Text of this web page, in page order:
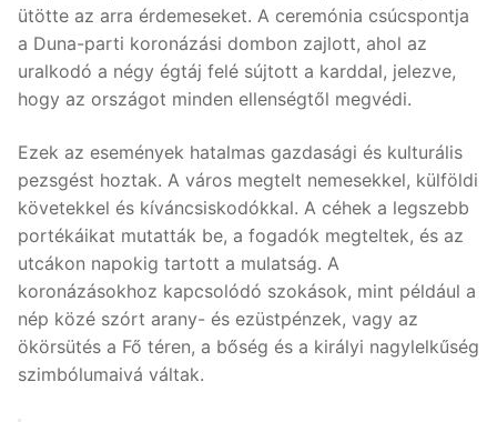
ütötte az arra érdemeseket. A ceremónia csúcspontja
a Duna-parti koronázási dombon zajlott, ahol az
uralkodó a négy égtáj felé sújtott a karddal, jelezve,
hogy az országot minden ellenségtől megvédi.
Ezek az események hatalmas gazdasági és kulturális
pezsgést hoztak. A város megtelt nemesekkel, külföldi
követekkel és kíváncsiskodókkal. A céhek a legszebb
portékáikat mutatták be, a fogadók megteltek, és az
utcákon napokig tartott a mulatság. A
koronázásokhoz kapcsolódó szokások, mint például a
nép közé szórt arany- és ezüstpénzek, vagy az
ökörsütés a Fő téren, a bőség és a királyi nagylelkűség
szimbólumaivá váltak.